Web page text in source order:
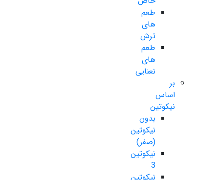
طعم
های
ترش
طعم
های
نعنایی
بر
اساس
نیکوتین
بدون
نیکوتین
(صفر)
نیکوتین
3
نیکوتین